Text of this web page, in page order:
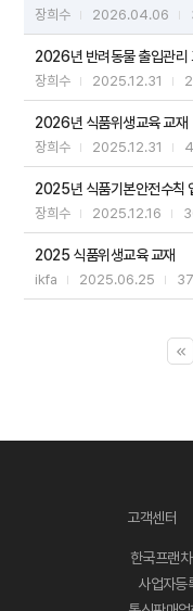
장희수 2026.04.06
2026년 반려동물 출입관리
장희수 2025.12.31
2026년 식품위생교육 교재
장희수 2025.12.31
2025년 식품기본안전수칙
장희수 2025.12.16
2025 식품위생교육 교재
ikfa 2025.06.25
keyboard_double_arrow_left
고객센터
한국프랜
사업자